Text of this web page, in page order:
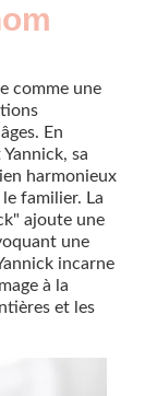
comme une
En
sa
harmonieux
familier. La
ajoute une
une
incarne
à la
et les